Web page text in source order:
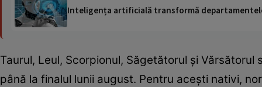
Inteligența artificială transformă
Taurul, Leul, Scorpionul, Săgetătorul și
până la finalul lunii august. Pentru acești nativi,